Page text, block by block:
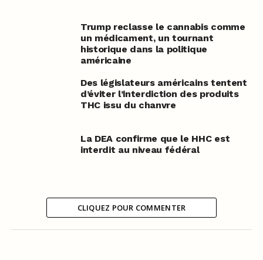
Trump reclasse le cannabis comme
un médicament, un tournant
historique dans la politique
américaine
Des législateurs américains tentent
d’éviter l’interdiction des produits
THC issu du chanvre
La DEA confirme que le HHC est
interdit au niveau fédéral
CLIQUEZ POUR COMMENTER